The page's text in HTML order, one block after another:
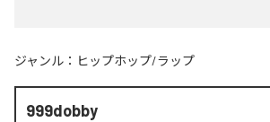
ジャンル： ヒップホップ/ラップ
999dobby